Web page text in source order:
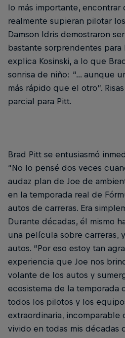
lo más importante, encontrar
realmente supieran pilotar
Damson Idris demostraron
bastante sorprendentes
explica Kosinski, a lo que
sonrisa de niño: “... aunque
más rápido que el otro”.
parcial para Pitt.
Brad Pitt se entusiasmó
“No lo pensé dos veces
audaz plan de Joe de
en la temporada real de
autos de carreras. Era
Durante décadas, él mismo
una película sobre carreras,
autos. “Por eso estoy tan
experiencia que Joe nos
volante de los autos y
ecosistema de la temporada
todos los pilotos y los
extraordinaria, incomparable
vivido en todas mis décadas